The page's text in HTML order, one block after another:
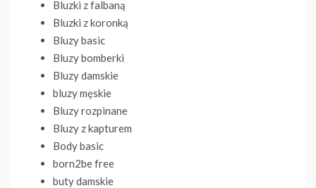
Bluzki z falbaną
Bluzki z koronką
Bluzy basic
Bluzy bomberki
Bluzy damskie
bluzy męskie
Bluzy rozpinane
Bluzy z kapturem
Body basic
born2be free
buty damskie